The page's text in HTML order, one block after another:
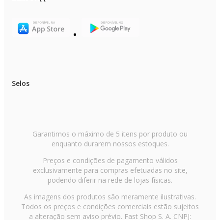
Selos
Garantimos o máximo de 5 itens por produto ou
enquanto durarem nossos estoques.
Preços e condições de pagamento válidos
exclusivamente para compras efetuadas no site,
podendo diferir na rede de lojas físicas.
As imagens dos produtos são meramente ilustrativas.
Todos os preços e condições comerciais estão sujeitos
a alteração sem aviso prévio. Fast Shop S. A. CNPJ: